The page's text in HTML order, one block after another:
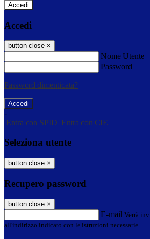
Accedi
Accedi
button close ×
Nome Utente
Password
Password dimenticata?
-
Entra con SPID Entra con CIE
Seleziona utente
button close ×
Recupero password
button close ×
E-mail Verrà
all'indirizzo indicato con le istruzioni necessarie.